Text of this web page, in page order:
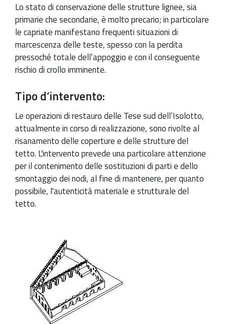
Lo stato di conservazione delle strutture lignee, sia
primarie che secondarie, è molto precario; in particolare
le capriate manifestano frequenti situazioni di
marcescenza delle teste, spesso con la perdita
pressoché totale dell’appoggio e con il conseguente
rischio di crollo imminente.
Tipo d’intervento:
Le operazioni di restauro delle Tese sud dell’Isolotto,
attualmente in corso di realizzazione, sono rivolte al
risanamento delle coperture e delle strutture del
tetto. L'intervento prevede una particolare attenzione
per il contenimento delle sostituzioni di parti e dello
smontaggio dei nodi, al fine di mantenere, per quanto
possibile, l'autenticità materiale e strutturale del
tetto.